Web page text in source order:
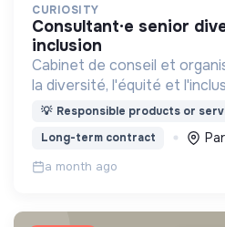
CURIOSITY
consultant·e senior diversité, équité &
inclusion
Cabinet de conseil et
la diversité, l'équité et
💡 Responsible products or
Long-term contract
a month ago